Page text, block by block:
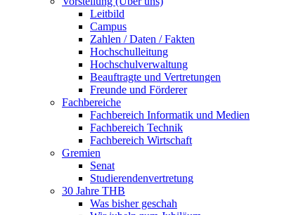
Leitbild
Campus
Zahlen / Daten / Fakten
Hochschulleitung
Hochschulverwaltung
Beauftragte und Vertretungen
Freunde und Förderer
Fachbereiche
Fachbereich Informatik und Medien
Fachbereich Technik
Fachbereich Wirtschaft
Gremien
Senat
Studierendenvertretung
30 Jahre THB
Was bisher geschah